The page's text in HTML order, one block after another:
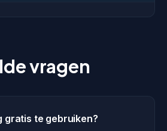
vragen
gratis te gebruiken?